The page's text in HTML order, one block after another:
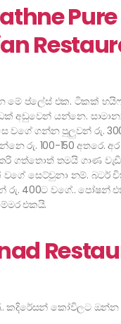
ප්ලේස් එක. ටිකක්
අඩුවෙන් යන්නෙ.
වගේ ගන්න පුලුවන් රු.
රු. 100-150 අතරෙ.
ගත්තොත් තමයි ගාණ වැඩි
සෙට්වුනා නම්. බටර්
රු. 400ට වගේ.. පෝෂන්
එකයි.
කදිරේසන් කෝවිලට